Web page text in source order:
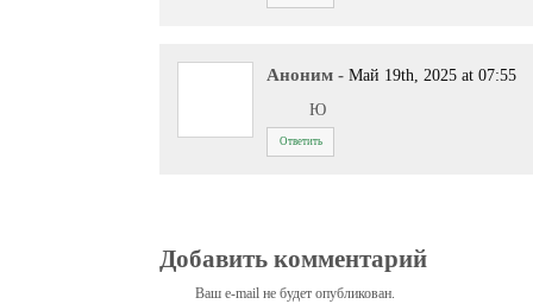
Аноним - Май 19th, 2025 at 07:55
Ю
Ответить
Добавить комментарий
Ваш e-mail не будет опубликован.